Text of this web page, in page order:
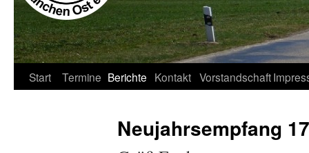
Start Termine Berichte Kontakt Vorstandschaft
Neujahrsempfang